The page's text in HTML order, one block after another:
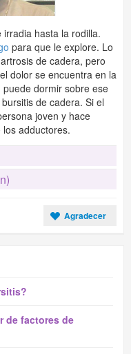
hasta la rodilla.
para que le explore. Lo
de cadera, pero
dolor se encuentra en la
dormir sobre ese
de cadera. Si el
joven y hace
adductores.
Agradecer
de factores de